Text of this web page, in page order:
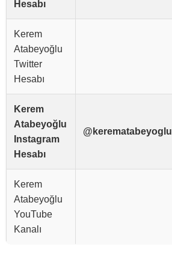
Hesabı
Kerem
Atabeyoğlu
Twitter
Hesabı
Kerem
Atabeyoğlu
Instagram
Hesabı
@kerematabeyoglu
Kerem
Atabeyoğlu
YouTube
Kanalı